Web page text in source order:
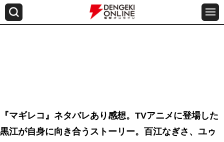
『マギレコ』ネタバレあり感想。TVアニメに登場した
黒江が自身に向き合うストーリー。百江なぎさ、ユゥ